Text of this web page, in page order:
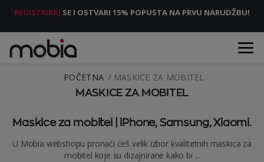
REGISTRIRAJ SE I OSTVARI 15% POPUSTA NA PRVU NARUDŽBU!
POČETNA MASKICE ZA MOBITEL
MASKICE ZA MOBITEL
Maskice za mobitel | iPhone, Samsung, Xiaomi.
U Mobia webshopu pronaći ćeš velik izbor kvalitetnih maskica za
mobitel koje su dizajnirane kako bi ...